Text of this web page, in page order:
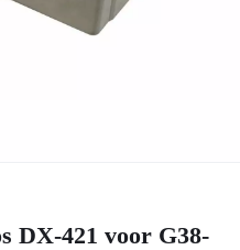
DX-421 voor G38-